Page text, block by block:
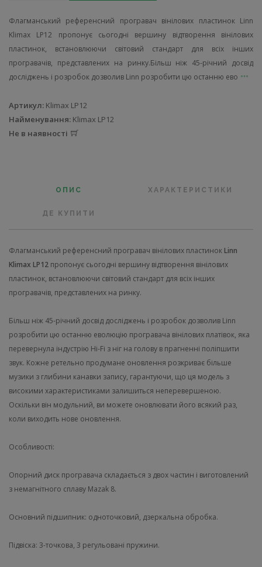
Флагманський референсний програвач вінілових пластинок Linn
Klimax LP12 пропонує сьогодні вершину відтворення вінілових
пластинок, встановлюючи світовий стандарт для всіх інших
програвачів, представлених на ринку.Більш ніж 45-річний досвід
досліджень і розробок дозволив Linn розробити цю останню ево
Артикул: Klimax LP12
Найменування: Klimax LP12
Не в наявності
ОПИС ХАРАКТЕРИСТИКИ
ДЕ КУПИТИ
Флагманський референсний програвач вінілових пластинок Linn
Klimax LP12 пропонує сьогодні вершину відтворення вінілових
пластинок, встановлюючи світовий стандарт для всіх інших
програвачів, представлених на ринку.
Більш ніж 45-річний досвід досліджень і розробок дозволив Linn
розробити цю останню еволюцію програвача вінілових платівок, яка
перевернула індустрію Hi-Fi з ніг на голову в прагненні поліпшити
звук. Кожне ретельно продумане оновлення розкриває більше
музики з глибини канавки запису, гарантуючи, що ця модель з
високими характеристиками залишиться неперевершеною.
Оскільки він модульний, ви можете оновлювати його всякий раз,
коли виходить нове оновлення.
Особливості:
Опорний диск програвача складається з двох частин і виготовлений
з немагнітного сплаву Mazak 8.
Основний підшипник: одноточковий, дзеркальна обробка.
Підвіска: 3-точкова, 3 регульовані пружини.